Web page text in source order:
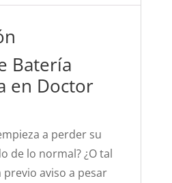
Batería
en Doctor
a perder su
de lo normal? ¿O tal
previo aviso a pesar